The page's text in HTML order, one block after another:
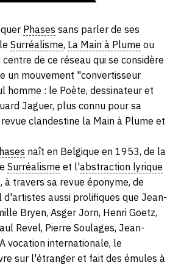
ARTISTIQUE
SERVICES
CATALOGUE RAISONNÉ
DÉDIÉS AUX GALERISTES
SON SITE ARTISTE
SON CATALOGUE D'EXPO
SES EXPOSITIONS
CONTRIBUTEUR
Phases sans parler de ses
leSurréalisme, La Main à Plume ou
centre de ce réseau qui se considère
un mouvement "convertisseur
homme : le Poète, dessinateur et
Jaguer, plus connu pour sa
clandestine la Main à Plume et
naît en Belgique en 1953, de la
Surréalisme et l'abstraction lyrique
travers sa revue éponyme, de
aussi prolifiques que Jean-
Bryen, Asger Jorn, Henri Goetz,
Revel, Pierre Soulages, Jean-
vocation internationale, le
sur l'étranger et fait des émules à